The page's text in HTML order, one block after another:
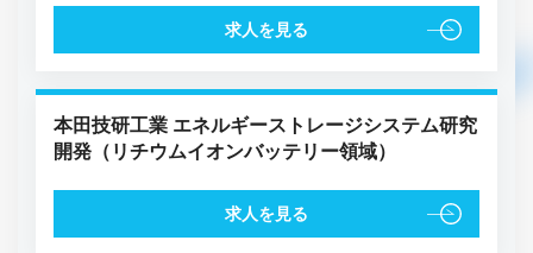
求人を見る
本田技研工業 エネルギーストレージシステム研究
開発（リチウムイオンバッテリー領域）
求人を見る